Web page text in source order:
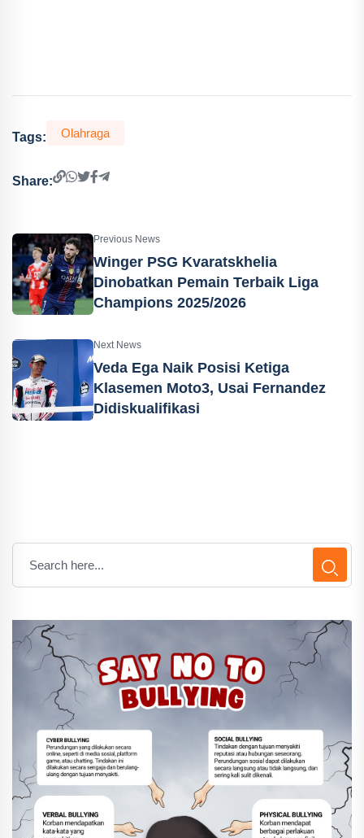
Tags: Olahraga
Share:
Previous News
Winger PSG Kvaratskhelia
Dinobatkan Pemain Terbaik Liga
Champions 2025/2026
Next News
Veda Ega Naik Posisi Ketiga
Klasemen Moto3, Usai Fernandez
Didiskualifikasi